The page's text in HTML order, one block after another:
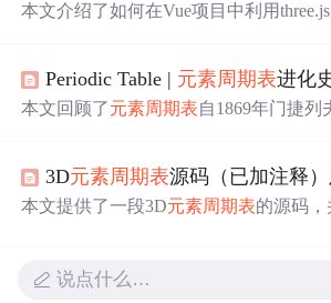
本文介绍了如何在Vue项目中利用
换不同场景展示方式。,
Periodic Table | 元素周期表进化
本文回顾了元素周期表自1869年门捷列
演进的过程。文章还探讨了未来元素周
向，以及从历史中汲取的教训。
3D元素周期表源码（已加注释
本文提供了一段3D元素周期表的源码，
现，以及一个自定义留言墙的demo预
说点什么…